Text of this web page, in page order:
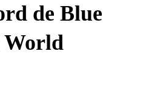
de Blue
World